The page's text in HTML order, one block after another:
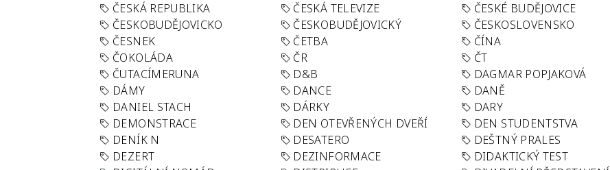
ČESKÁ REPUBLIKA
ČESKÁ TELEVIZE ČESKÉ BUDĚJOVICE
ČESKOBUDĚJOVICKO
ČESKOBUDĚJOVICKÝ ČESKOSLOVENSKO
ČESNEK
ČETBA ČÍNA
ČOKOLÁDA
ČR ČT
ČUTACÍMERUNA
D&B DAGMAR POPJAKOVÁ
DÁMY
DANCE DANĚ
DANIEL STACH
DÁRKY DARY
DEMONSTRACE
DEN OTEVŘENÝCH DVEŘÍ DEN STUDENTSTVA
DENÍK N
DESATERO DEŠTNÝ PRALES
DEZERT
DEZINFORMACE DIDAKTICKÝ TEST